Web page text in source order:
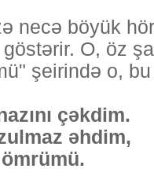
necə böyük
O, öz
şeirində o,
çəkdim.
əhdim,